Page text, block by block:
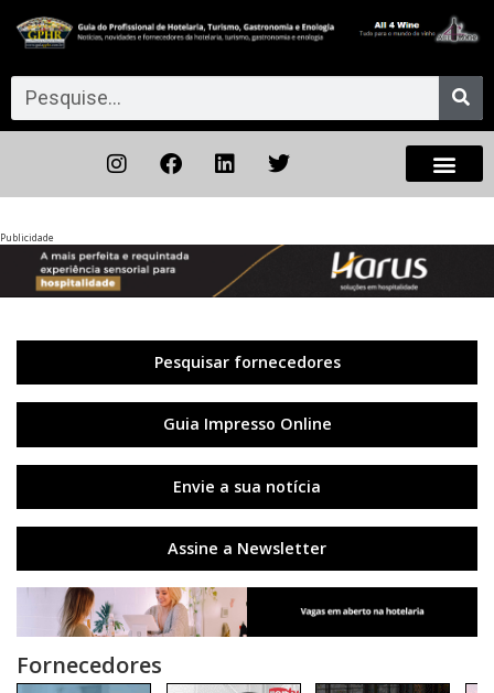
Publicidade
Pesquisar fornecedores
Guia Impresso Online
Envie a sua notícia
Assine a Newsletter
Fornecedores